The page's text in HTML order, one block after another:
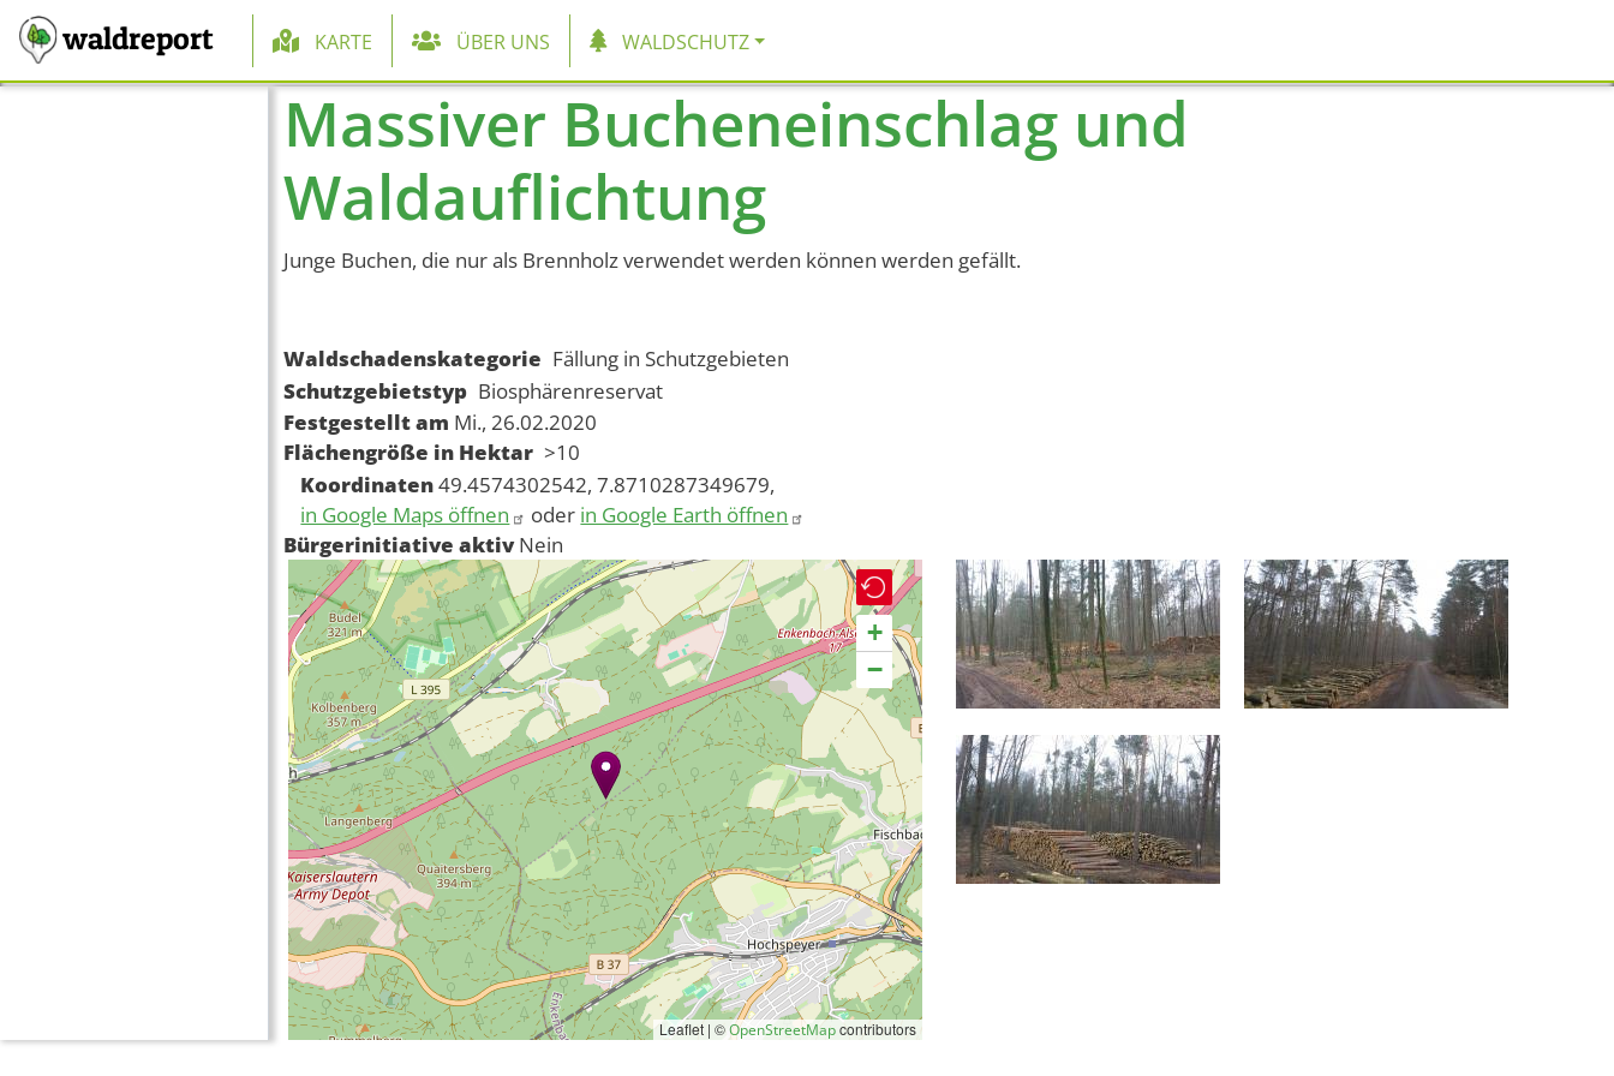
waldreport Hauptnavigation
KARTE ÜBER UNS WALDSCHUTZ
Massiver Bucheneinschlag und
Waldauflichtung
Junge Buchen, die nur als Brennholz verwendet werden können werden gefällt.
Waldschadenskategorie Fällung in Schutzgebieten
Schutzgebietstyp Biosphärenreservat
Festgestellt am Mi., 26.02.2020
Flächengröße in Hektar >10
Koordinaten49.4574302542, 7.8710287349679,
in Google Maps öffnen
oder in Google Earth öffnen
Bürgerinitiative aktiv Nein
+
−
Leaflet | ©OpenStreetMapcontributors